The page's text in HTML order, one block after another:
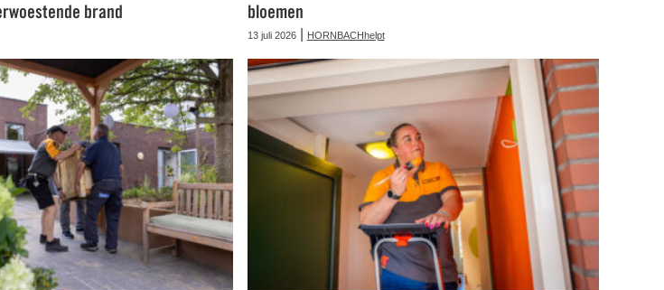
brand
bloemen
13 juli 2026| HORNBACHhelpt